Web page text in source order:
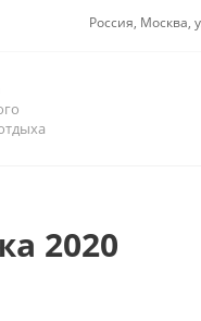
Россия, Москва,
2020